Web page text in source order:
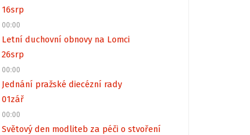
16srp
00:00
Letní duchovní obnovy na Lomci
26srp
00:00
Jednání pražské diecézní rady
01zář
00:00
Světový den modliteb za péči o stvoření